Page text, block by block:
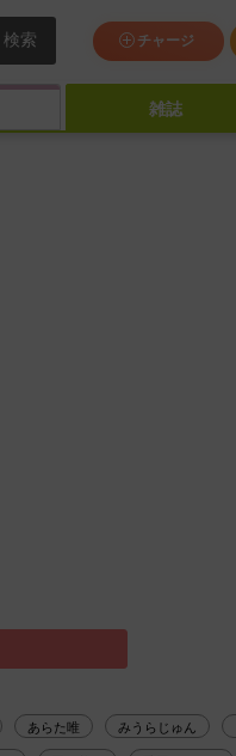
検索 チャージ
雑誌
あらた唯 みうらじゅん